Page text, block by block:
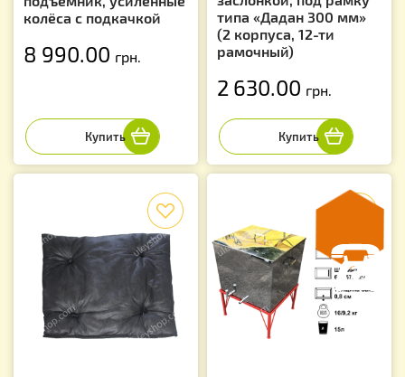
колёса с подкачкой
8 990.00 грн.
типа «Дадан 300 мм»
(2 корпуса, 12-ти
рамочный)
2 630.00 грн.